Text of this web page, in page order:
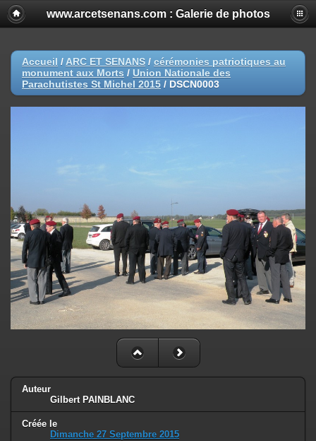
www.arcetsenans.com : Galerie de photos
Accueil / ARC ET SENANS / cérémonies patriotiques au
monument aux Morts / Union Nationale des
Parachutistes St Michel 2015 / DSCN0003
Auteur
Gilbert PAINBLANC
Créée le
Dimanche 27 Septembre 2015